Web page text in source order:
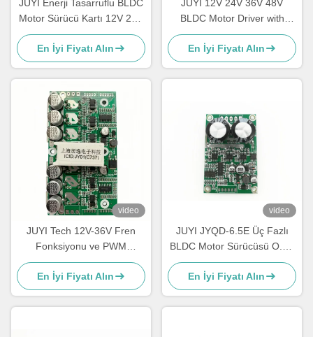
JUYI Enerji Tasarruflu BLDC
Motor Sürücü Kartı 12V 24V
48V Fren Fonksiyonu ile
En İyi Fiyatı Alın
JUYI 12V 24V 36V 48V
BLDC Motor Driver with
JY01 IC and Wide Voltage
Compatibility for 10A Current
En İyi Fiyatı Alın
video
JUYI Tech 12V-36V Fren
Fonksiyonu ve PWM
Kontrolü ile İki BLDC Motoru
için Çift BLDC Motor
Denetleyicisi
En İyi Fiyatı Alın
video
JUYI JYQD-6.5E Üç Fazlı
BLDC Motor Sürücüsü O.V /
L.V Koruması PWM Frekansı
1-20KHZ
En İyi Fiyatı Alın